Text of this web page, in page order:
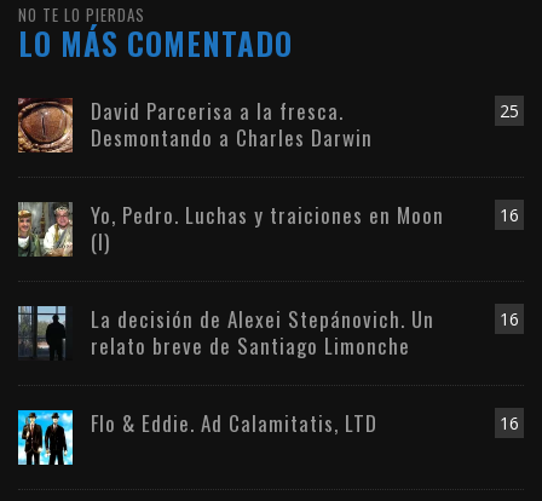
NO TE LO PIERDAS
LO MÁS COMENTADO
25
David Parcerisa a la fresca.
Desmontando a Charles Darwin
16
Yo, Pedro. Luchas y traiciones en Moon
(I)
16
La decisión de Alexei Stepánovich. Un
relato breve de Santiago Limonche
16
Flo & Eddie. Ad Calamitatis, LTD